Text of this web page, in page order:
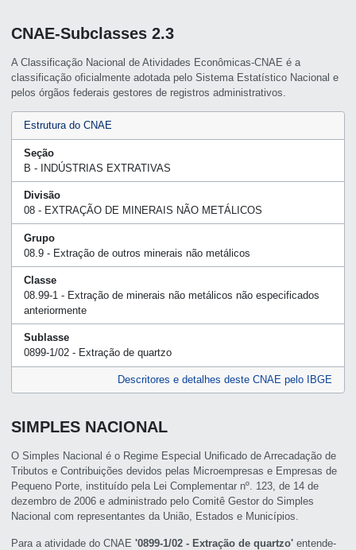
CNAE-Subclasses 2.3
A Classificação Nacional de Atividades Econômicas-CNAE é a
classificação oficialmente adotada pelo Sistema Estatístico Nacional e
pelos órgãos federais gestores de registros administrativos.
Estrutura do CNAE
Seção
B - INDÚSTRIAS EXTRATIVAS
Divisão
08 - EXTRAÇÃO DE MINERAIS NÃO METÁLICOS
Grupo
08.9 - Extração de outros minerais não metálicos
Classe
08.99-1 - Extração de minerais não metálicos não especificados
anteriormente
Sublasse
0899-1/02 - Extração de quartzo
Descritores e detalhes deste CNAE pelo IBGE
SIMPLES NACIONAL
O Simples Nacional é o Regime Especial Unificado de Arrecadação de
Tributos e Contribuições devidos pelas Microempresas e Empresas de
Pequeno Porte, instituído pela Lei Complementar nº. 123, de 14 de
dezembro de 2006 e administrado pelo Comitê Gestor do Simples
Nacional com representantes da União, Estados e Municípios.
Para a atividade do CNAE'0899-1/02 - Extração de quartzo' entende-